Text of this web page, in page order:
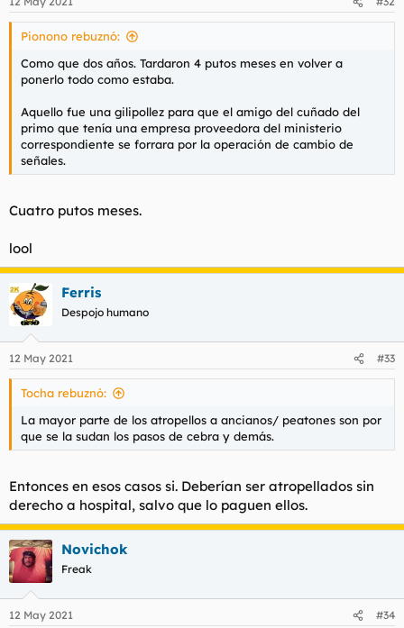
e
s
Pionono rebuznó:
Como que dos años. Tardaron 4 putos meses en volver a
ponerlo todo como estaba.
Aquello fue una gilipollez para que el amigo del cuñado del
primo que tenía una empresa proveedora del ministerio
correspondiente se forrara por la operación de cambio de
señales.
Cuatro putos meses.
lool
Ferris
Despojo humano
12 May 2021 #33
Tocha rebuznó:
La mayor parte de los atropellos a ancianos/ peatones son por
que se la sudan los pasos de cebra y demás.
Entonces en esos casos si. Deberían ser atropellados sin
derecho a hospital, salvo que lo paguen ellos.
Novichok
Freak
12 May 2021 #34